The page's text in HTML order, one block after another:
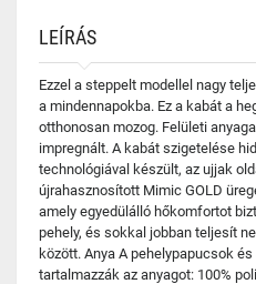
LEÍRÁS
Ezzel a steppelt modellel nagy
a mindennapokba. Ez a kabát a
otthonosan mozog. Felületi
impregnált. A kabát szigetelése
technológiával készült, az ujjak
újrahasznosított Mimic GOLD
amely egyedülálló hőkomfortot
pehely, és sokkal jobban teljesít
között. Anya A pehelypapucsok
tartalmazzák az anyagot: 100%